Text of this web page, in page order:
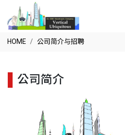
HOME 公司简介与招聘
公司简介